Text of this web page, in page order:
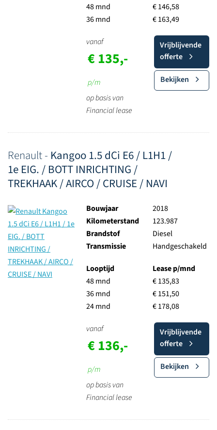
48 mnd
36 mnd
€ 146,58
€ 163,49
vanaf
€ 135,-
p/m
op basis van
Financial lease
Vrijblijvende
offerte
Bekijken
Renault - Kangoo 1.5 dCi E6 / L1H1 /
1e EIG. / BOTT INRICHTING /
TREKHAAK / AIRCO / CRUISE / NAVI
Bouwjaar
2018
Kilometerstand
123.987
Brandstof
Diesel
Transmissie
Handgeschakeld
Looptijd
48 mnd
36 mnd
24 mnd
Lease p/mnd
€ 135,83
€ 151,50
€ 178,08
vanaf
€ 136,-
p/m
op basis van
Financial lease
Vrijblijvende
offerte
Bekijken